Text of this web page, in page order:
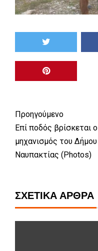
Προηγούμενο
Επί ποδός βρίσκεται ο
μηχανισμός του Δήμου
Ναυπακτίας (Photos)
ΣΧΕΤΙΚΆ ΆΡΘΡΑ